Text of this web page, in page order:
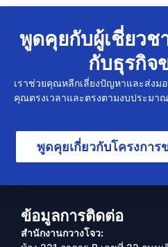
พูดคุยกับผู้เชี่ยวช
กับธุรกิจ
เราช่วยคุณหลีกเลี่ยงปัญหาและส่ง
คุณตรงเวลาและตรงตามงบประมาณ
พูดคุยเกี่ยวกับโครงกา
ข้อมูลการติดต่อ
สำนักงานกวางโจว: